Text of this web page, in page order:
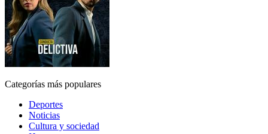
Categorías más populares
Deportes
Noticias
Cultura y sociedad